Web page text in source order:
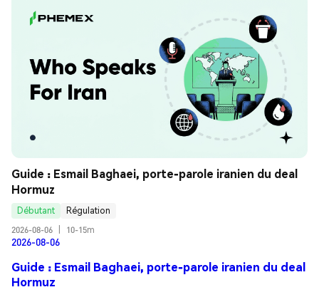
Guide : Esmail Baghaei, porte-parole iranien du deal
Hormuz
Débutant
Régulation
2026-08-06
10-15m
2026-08-06
Guide : Esmail Baghaei, porte-parole iranien du deal
Hormuz